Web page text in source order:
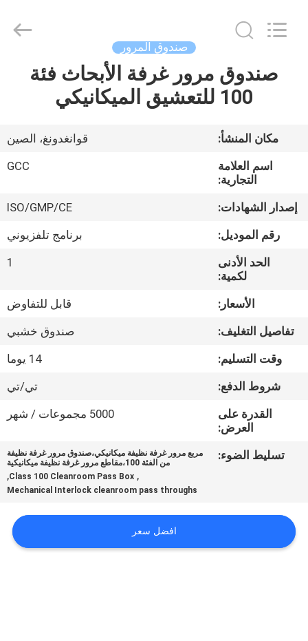
المنزل
مقاطع
حولنا
جولة
المصنع
مراقبة
الجودة
الحالات
صندوق المرور
صندوق مرور غرفة الأبحاث فئة
100 للتعشيق الميكانيكي
مكان المنشأ:
قوانغدونغ، الصين
اسم العلامة
التجارية:
GCC
إصدار الشهادات:
ISO/GMP/CE
رقم الموديل:
برنامج تلفزيوني
الحد الأدنى
لكمية:
1
الأسعار:
قابل للتفاوض
تفاصيل التغليف:
صندوق خشبي
وقت التسليم:
14 يوما
شروط الدفع:
تي/تي
القدرة على
العرض:
5000 مجموعات / شهر
تسليط الضوء:
مربع مرور غرفة نظيفة ميكانيكي،صندوق مرور غرفة نظيفة
من الفئة 100،مقاطع مرور غرفة نظيفة ميكانيكية
,
Class 100 Cleanroom Pass Box
,
Mechanical Interlock cleanroom pass throughs
افضل سعر